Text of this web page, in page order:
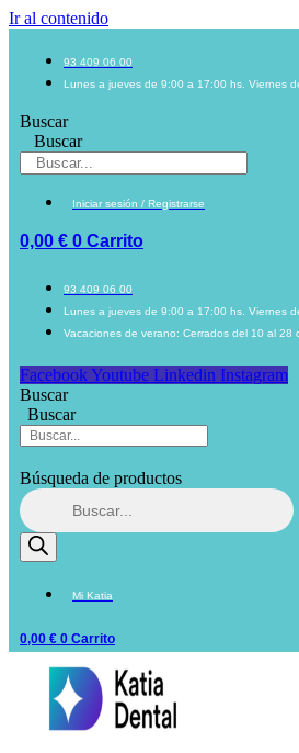
Ir al contenido
93 409 06 00
Lunes a jueves de 9:00 a 17:00 hs. Viernes
Buscar
Buscar
Iniciar sesión / Registrarse
0,00 € 0 Carrito
93 409 06 00
Lunes a jueves de 9:00 a 17:00 hs. Viernes
Vacaciones de verano: Cerrados del 10 al 28
Facebook Youtube Linkedin Instagram
Buscar
Buscar
Búsqueda de productos
Mi Katia
0,00 € 0 Carrito